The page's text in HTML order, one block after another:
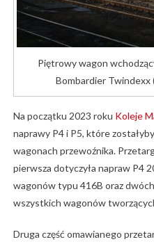
Piętrowy wagon
Bombardier Twindexx
Na początku 2023 roku Koleje
naprawy P4 i P5, które
wagonach przewoźnika.
pierwsza dotyczyła napraw P4
wagonów typu 416B oraz
wszystkich wagonów
Druga część omawianego